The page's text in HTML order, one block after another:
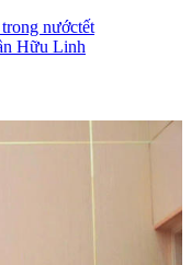
nướctết
Hữu Linh